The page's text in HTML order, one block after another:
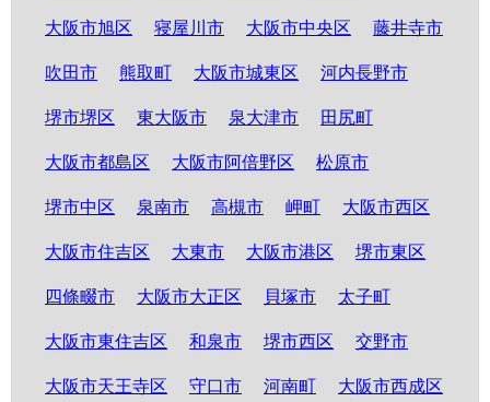
大阪市旭区 寝屋川市 大阪市中央区 藤井寺市
吹田市 熊取町 大阪市城東区 河内長野市
堺市堺区 東大阪市 泉大津市 田尻町
大阪市都島区 大阪市阿倍野区 松原市
堺市中区 泉南市 高槻市 岬町 大阪市西区
大阪市住吉区 大東市 大阪市港区 堺市東区
四條畷市 大阪市大正区 貝塚市 太子町
大阪市東住吉区 和泉市 堺市西区 交野市
大阪市天王寺区 守口市 河南町 大阪市西成区